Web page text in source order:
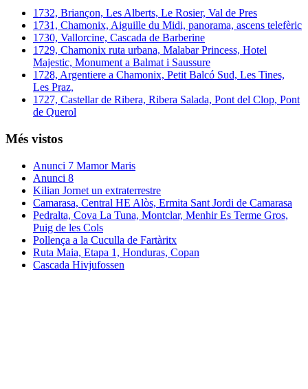
1732, Briançon, Les Alberts, Le Rosier, Val de Pres
1731, Chamonix, Aiguille du Midi, panorama, ascens telefèric
1730, Vallorcine, Cascada de Barberine
1729, Chamonix ruta urbana, Malabar Princess, Hotel
Majestic, Monument a Balmat i Saussure
1728, Argentiere a Chamonix, Petit Balcó Sud, Les Tines,
Les Praz,
1727, Castellar de Ribera, Ribera Salada, Pont del Clop, Pont
de Querol
Més vistos
Anunci 7 Mamor Maris
Anunci 8
Kilian Jornet un extraterrestre
Camarasa, Central HE Alòs, Ermita Sant Jordi de Camarasa
Pedralta, Cova La Tuna, Montclar, Menhir Es Terme Gros,
Puig de les Cols
Pollença a la Cuculla de Fartàritx
Ruta Maia, Etapa 1, Honduras, Copan
Cascada Hivjufossen